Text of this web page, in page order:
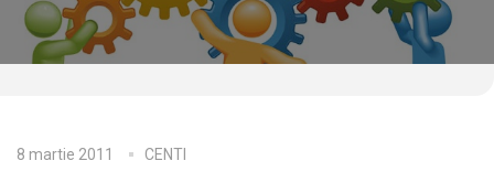
8 martie 2011 CENTI